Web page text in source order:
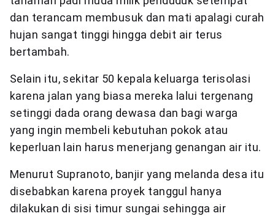
dan terancam membusuk dan mati apalagi curah
hujan sangat tinggi hingga debit air terus
bertambah.
Selain itu, sekitar 50 kepala keluarga terisolasi
karena jalan yang biasa mereka lalui tergenang
setinggi dada orang dewasa dan bagi warga
yang ingin membeli kebutuhan pokok atau
keperluan lain harus menerjang genangan air itu.
Menurut Supranoto, banjir yang melanda desa itu
disebabkan karena proyek tanggul hanya
dilakukan di sisi timur sungai sehingga air